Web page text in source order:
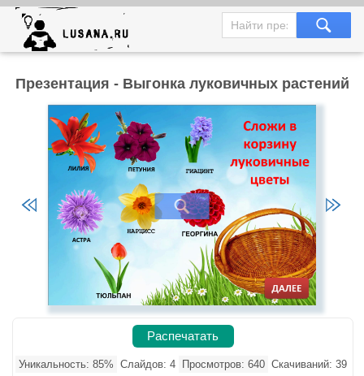
Презентация - Выгонка луковичных растений
Распечатать
Уникальность: 85% Слайдов: 4 Просмотров: 640 Скачиваний: 39